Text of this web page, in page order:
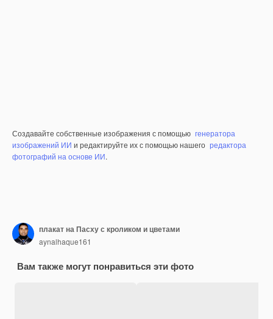
Создавайте собственные изображения с помощью генератора
изображений ИИ и редактируйте их с помощью нашего редактора
фотографий на основе ИИ.
плакат на Пасху с кроликом и цветами
aynalhaque161
Вам также могут понравиться эти фото